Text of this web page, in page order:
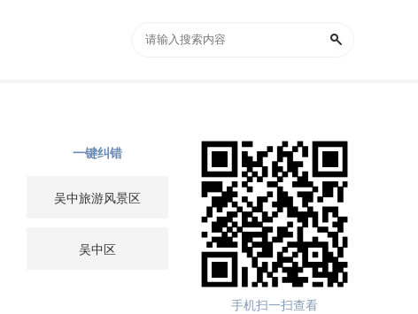
手机扫一扫查看
吴中旅游风景区
吴中区
一键纠错